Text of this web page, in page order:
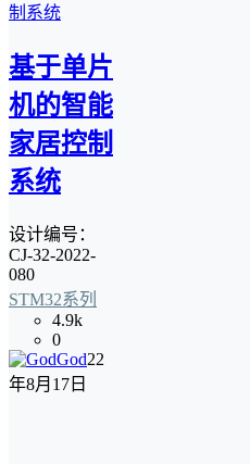
基于单片
机的智能
家居控制
系统
设计编号：
CJ-32-2022-
080
STM32系列
4.9k
0
God22
年8月17日